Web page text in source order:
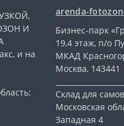
И
и на
arenda-
Бизнес-парк
19,4 этаж, п/о
МКАД
Москва, 143441
Склад для
Московская
Западная 4